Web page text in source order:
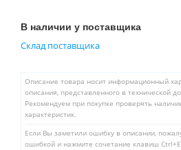
В наличии у поставщика
Склад поставщика
Описание товара носит информационный
описания, представленного в технической
Рекомендуем при покупке проверять
характеристик.
Если Вы заметили ошибку в описании,
ошибкой и нажмите сочетание клавиш